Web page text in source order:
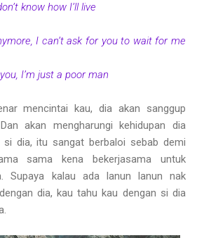
know how I’ll live
I can’t ask for you to wait for me
I’m just a poor man
mencintai kau, dia akan sanggup
akan mengharungi kehidupan dia
si dia, itu sangat berbaloi sebab demi
sama kena bekerjasama untuk
Supaya kalau ada lanun lanun nak
dia, kau tahu kau dengan si dia